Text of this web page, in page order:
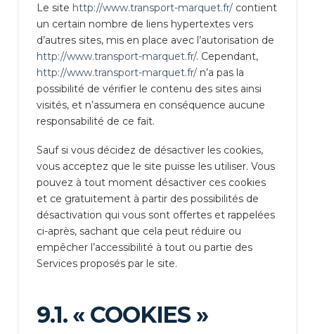
Le site http://www.transport-marquet.fr/contient
un certain nombre de liens hypertextes vers
d’autres sites, mis en place avec l’autorisation de
http://www.transport-marquet.fr/. Cependant,
http://www.transport-marquet.fr/n’a pas la
possibilité de vérifier le contenu des sites ainsi
visités, et n’assumera en conséquence aucune
responsabilité de ce fait.
Sauf si vous décidez de désactiver les cookies,
vous acceptez que le site puisse les utiliser. Vous
pouvez à tout moment désactiver ces cookies
et ce gratuitement à partir des possibilités de
désactivation qui vous sont offertes et rappelées
ci-après, sachant que cela peut réduire ou
empêcher l’accessibilité à tout ou partie des
Services proposés par le site.
9.1. « COOKIES »